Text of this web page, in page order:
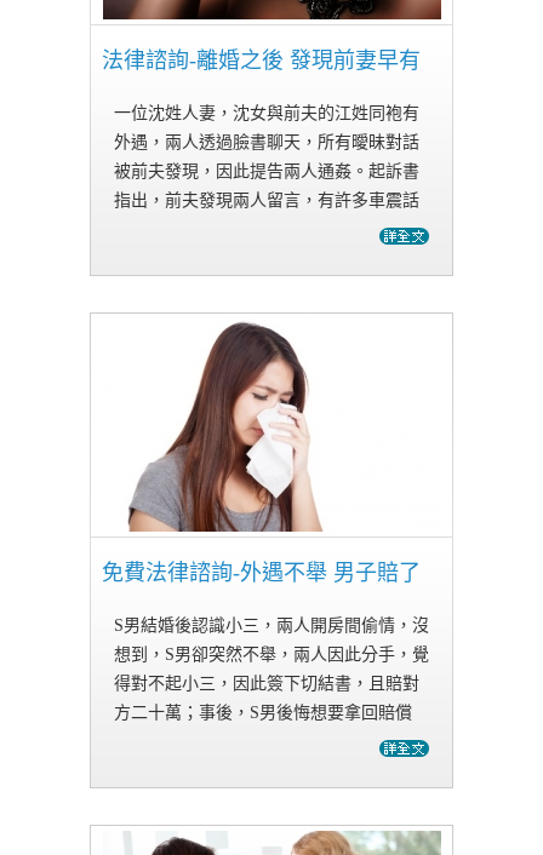
法律諮詢-離婚之後 發現前妻早有
一位沈姓人妻，沈女與前夫的江姓同袍有
外遇，兩人透過臉書聊天，所有曖昧對話
被前夫發現，因此提告兩人通姦。起訴書
指出，前夫發現兩人留言，有許多車震話
題，還有生小孩及吃避孕藥等詞，因此發
免費法律諮詢-外遇不舉 男子賠了
S男結婚後認識小三，兩人開房間偷情，沒
想到，S男卻突然不舉，兩人因此分手，覺
得對不起小三，因此簽下切結書，且賠對
方二十萬；事後，S男後悔想要拿回賠償
金，所以告訴妻子外遇一事，希望妻子告